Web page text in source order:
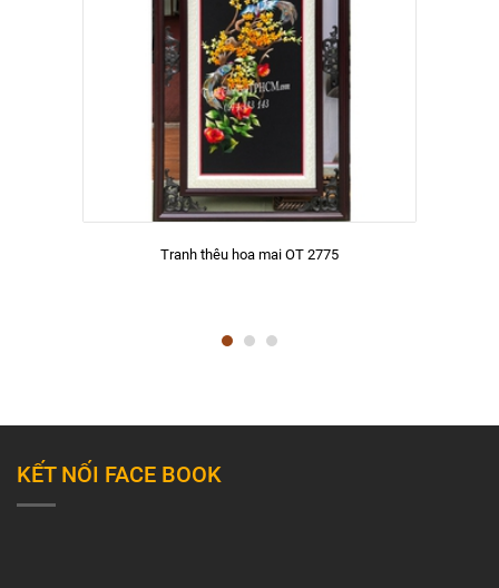
Tranh thêu hoa mai OT 2775
KẾT NỐI FACE BOOK